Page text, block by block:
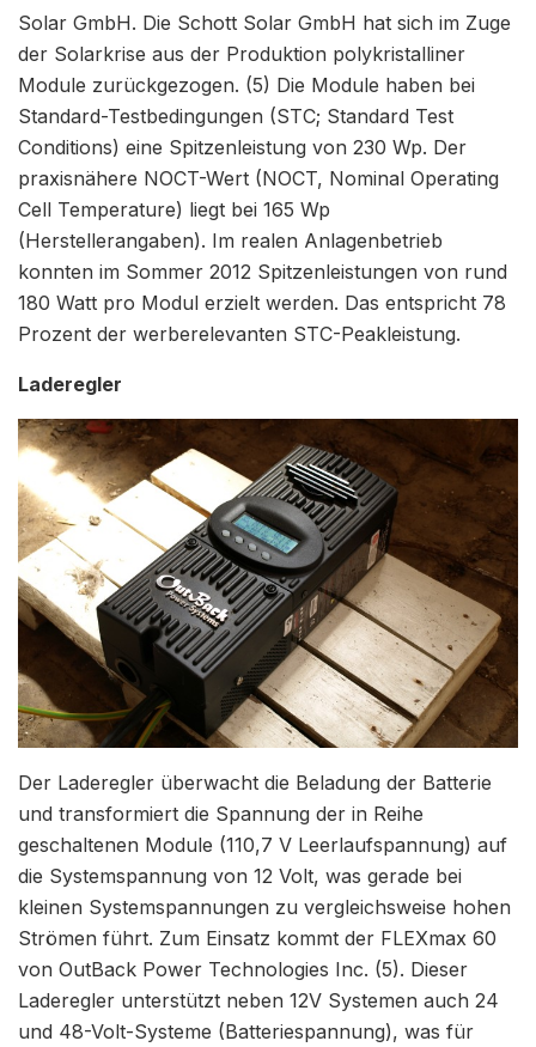
Solar GmbH. Die Schott Solar GmbH hat sich im Zuge
der Solarkrise aus der Produktion polykristalliner
Module zurückgezogen. (5) Die Module haben bei
Standard-Testbedingungen (STC; Standard Test
Conditions) eine Spitzenleistung von 230 Wp. Der
praxisnähere NOCT-Wert (NOCT, Nominal Operating
Cell Temperature) liegt bei 165 Wp
(Herstellerangaben). Im realen Anlagenbetrieb
konnten im Sommer 2012 Spitzenleistungen von rund
180 Watt pro Modul erzielt werden. Das entspricht 78
Prozent der werberelevanten STC-Peakleistung.
Laderegler
Der Laderegler überwacht die Beladung der Batterie
und transformiert die Spannung der in Reihe
geschaltenen Module (110,7 V Leerlaufspannung) auf
die Systemspannung von 12 Volt, was gerade bei
kleinen Systemspannungen zu vergleichsweise hohen
Strömen führt. Zum Einsatz kommt der FLEXmax 60
von OutBack Power Technologies Inc. (5). Dieser
Laderegler unterstützt neben 12V Systemen auch 24
und 48-Volt-Systeme (Batteriespannung), was für